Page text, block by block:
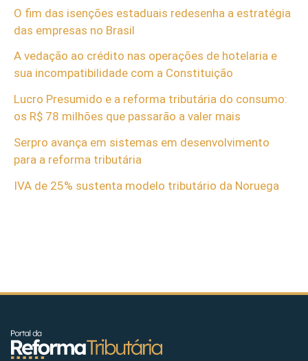
O fim das isenções estaduais redesenha a estratégia
das empresas no Brasil
A vedação ao crédito nas operações de hotelaria e
sua incompatibilidade com a Constituição
Lucro Presumido e a reforma tributária do consumo:
os R$ 78 milhões que passarão a valer mais
Serpro avança em sistemas em desenvolvimento
para a reforma tributária
IVA de 25% sustenta modelo tributário da Noruega